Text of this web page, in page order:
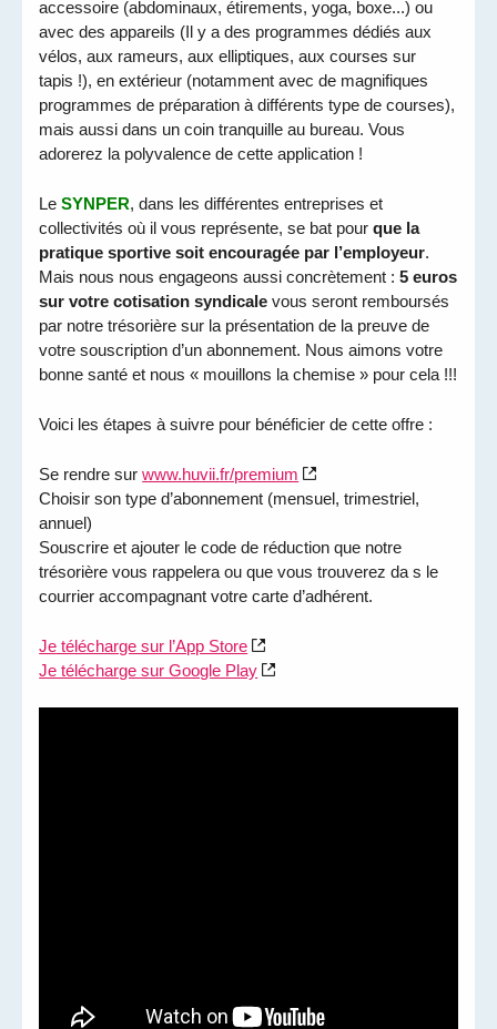
accessoire (abdominaux, étirements, yoga, boxe...) ou
avec des appareils (Il y a des programmes dédiés aux
vélos, aux rameurs, aux elliptiques, aux courses sur
tapis !), en extérieur (notamment avec de magnifiques
programmes de préparation à différents type de courses),
mais aussi dans un coin tranquille au bureau. Vous
adorerez la polyvalence de cette application !
LeSYNPER, dans les différentes entreprises et
collectivités où il vous représente, se bat pourque la
pratique sportive soit encouragée par l’employeur.
Mais nous nous engageons aussi concrètement :5 euros
sur votre cotisation syndicale vous seront remboursés
par notre trésorière sur la présentation de la preuve de
votre souscription d’un abonnement. Nous aimons votre
bonne santé et nous « mouillons la chemise » pour cela !!!
Voici les étapes à suivre pour bénéficier de cette offre :
Se rendre surwww.huvii.fr/premium
Choisir son type d’abonnement (mensuel, trimestriel,
annuel)
Souscrire et ajouter le code de réduction que notre
trésorière vous rappelera ou que vous trouverez da s le
courrier accompagnant votre carte d’adhérent.
Je télécharge sur l’App Store
Je télécharge sur Google Play